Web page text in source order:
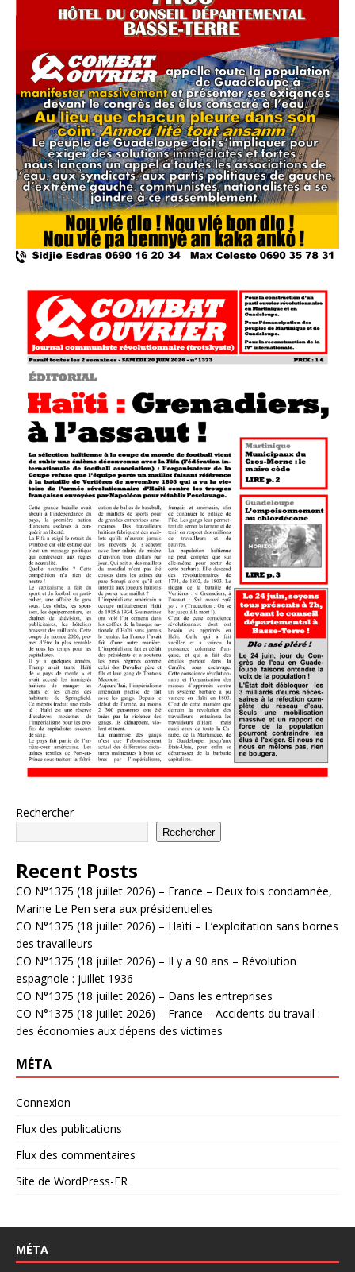
Rechercher
Rechercher
Recent Posts
CO N°1375 (18 juillet 2026) – France – Deux fois condamnée,
Marine Le Pen sera aux présidentielles
CO N°1375 (18 juillet 2026) – Haïti – L’exploitation sans bornes
des travailleurs
CO N°1375 (18 juillet 2026) – Il y a 90 ans – Révolution
espagnole : juillet 1936
CO N°1375 (18 juillet 2026) – Dans les entreprises
CO N°1375 (18 juillet 2026) – France – Accidents du travail :
des économies aux dépens des victimes
MÉTA
Connexion
Flux des publications
Flux des commentaires
Site de WordPress-FR
MÉTA